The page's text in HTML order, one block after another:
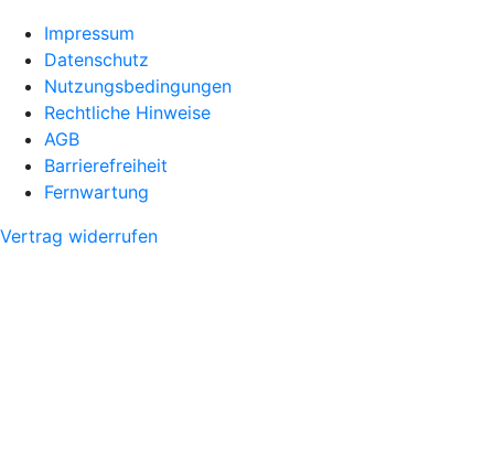
Impressum
Datenschutz
Nutzungsbedingungen
Rechtliche Hinweise
AGB
Barrierefreiheit
Fernwartung
Vertrag widerrufen